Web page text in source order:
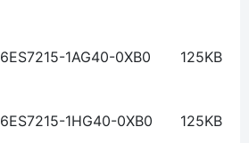
6ES7215-1AG40-0XB0 125KB
6ES7215-1HG40-0XB0 125KB